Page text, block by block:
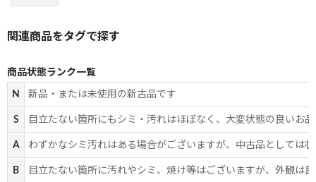
商品状態ランク一覧
N 新品・または未使用の新古品です
S 目立たない箇所にもシミ・汚れはほぼなく、大変状態の良いお
A わずかなシミ汚れはある場合がございますが、中古品としては
B 目立たない箇所に汚れやシミ、焼け等はございますが、外観は